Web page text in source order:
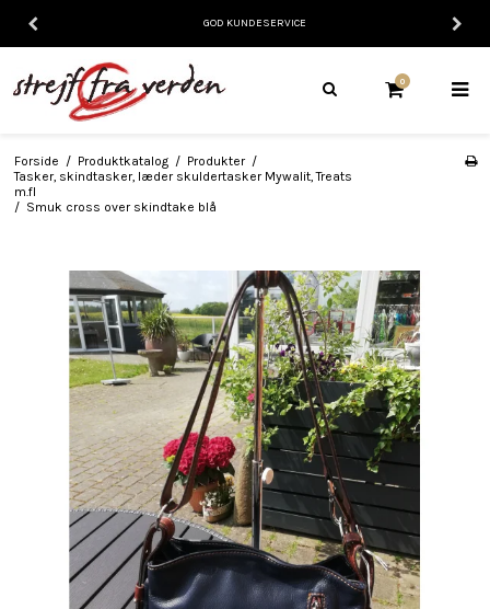
GOD KUNDESERVICE
0
Forside / Produktkatalog / Produkter /
Tasker, skindtasker, læder skuldertasker Mywalit, Treats
m.fl
/ Smuk cross over skindtake blå